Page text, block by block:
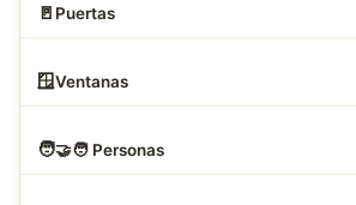
🚪 Puertas
🪟Ventanas
🧑‍🤝‍🧑 Personas